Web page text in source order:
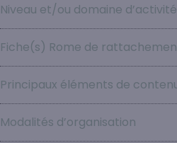
Niveau et/ou domaine d’activité
Fiche(s) Rome de
Principaux éléments de
Modalités d’organisation